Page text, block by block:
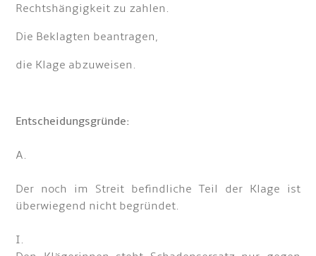
Rechtshängigkeit zu zahlen.
Die Beklagten beantragen,
die Klage abzuweisen.
Entscheidungsgründe:
A.
Der noch im Streit befindliche Teil der Klage ist
überwiegend nicht begründet.
I.